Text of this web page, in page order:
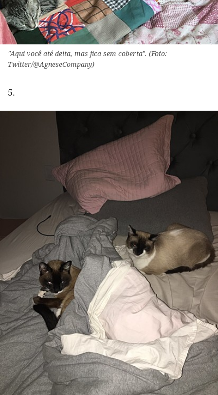
"Aqui você até deita, mas fica sem coberta". (Foto:
Twitter/@AgneseCompany)
5.